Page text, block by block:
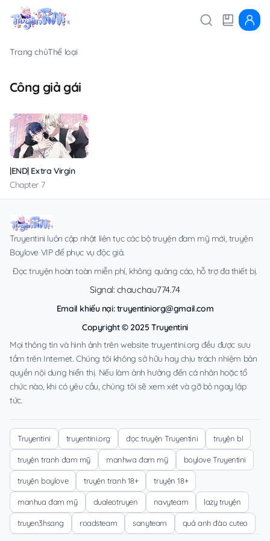
Trang chủThể loại
Công giả gái
|END| Extra Virgin
Chapter 7
Truyentini luôn cập nhật liên tục các bộ truyện đam mỹ mới, truyện
Boylove VIP để phục vụ độc giả.
Đọc truyện hoàn toàn miễn phí, không quảng cáo, hỗ trợ đa thiết bị.
Signal: chauchau774.74
Email khiếu nại:truyentiniorg@gmail.com
Copyright © 2025 Truyentini
Mọi thông tin và hình ảnh trên website truyentini.org đều được sưu
tầm trên Internet. Chúng tôi không sở hữu hay chịu trách nhiệm bản
quyền nội dung hiển thị. Nếu làm ảnh hưởng đến cá nhân hoặc tổ
chức nào, khi có yêu cầu, chúng tôi sẽ xem xét và gỡ bỏ ngay lập
tức.
Truyentini truyentini.org đọc truyện Truyentini truyện bl
truyện tranh đam mỹ manhwa đam mỹ boylove Truyentini
truyện boylove truyện tranh 18+ truyện 18+
manhua đam mỹ dualeotruyen navyteam lazy truyện
truyen3hsang roadsteam sanyteam quả anh đào cuteo